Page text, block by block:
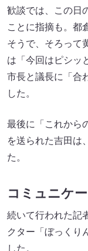
歓談では、この日
ことに指摘も。都
そうで、そろって
は「今回はピシッ
市長と議長に「合
した。
最後に「これから
を送られた吉田は
た。
コミュニケ
続いて行われた記
クター「ぼっくり
した。